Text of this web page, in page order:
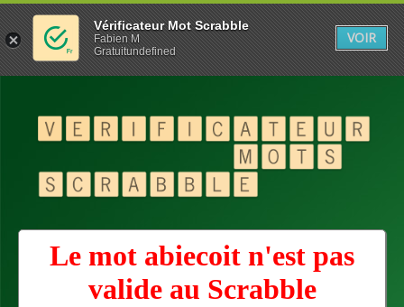
Le mot abiecoit n'est pas
valide au Scrabble
Vérificateur Mot Scrabble
Fabien M
Gratuitundefined
VOIR